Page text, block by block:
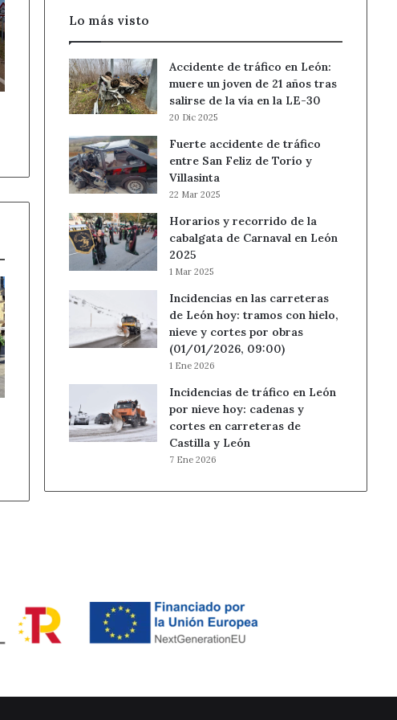
Lo más visto
Accidente de tráfico en León:
muere un joven de 21 años tras
salirse de la vía en la LE-30
20 Dic 2025
Fuerte accidente de tráfico
entre San Feliz de Torío y
Villasinta
22 Mar 2025
Horarios y recorrido de la
cabalgata de Carnaval en León
2025
1 Mar 2025
Incidencias en las carreteras
de León hoy: tramos con hielo,
nieve y cortes por obras
(01/01/2026, 09:00)
1 Ene 2026
Incidencias de tráfico en León
por nieve hoy: cadenas y
cortes en carreteras de
Castilla y León
7 Ene 2026